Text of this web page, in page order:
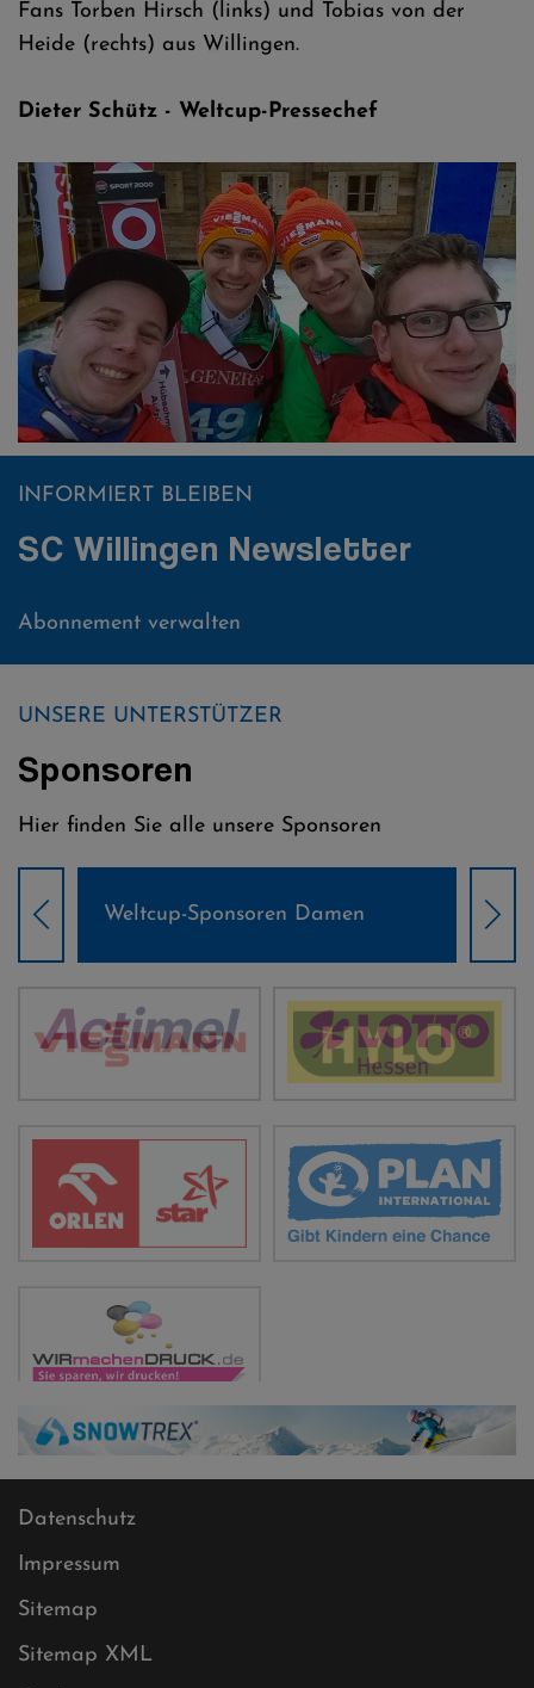
Fans Torben Hirsch (links) und Tobias von der
Heide (rechts) aus Willingen.
Dieter Schütz - Weltcup-Pressechef
INFORMIERT BLEIBEN
SC Willingen Newsletter
Abonnement verwalten
UNSERE UNTERSTÜTZER
Sponsoren
Hier finden Sie alle unsere Sponsoren
Weltcup-Sponsoren Damen
Datenschutz
Impressum
Sitemap